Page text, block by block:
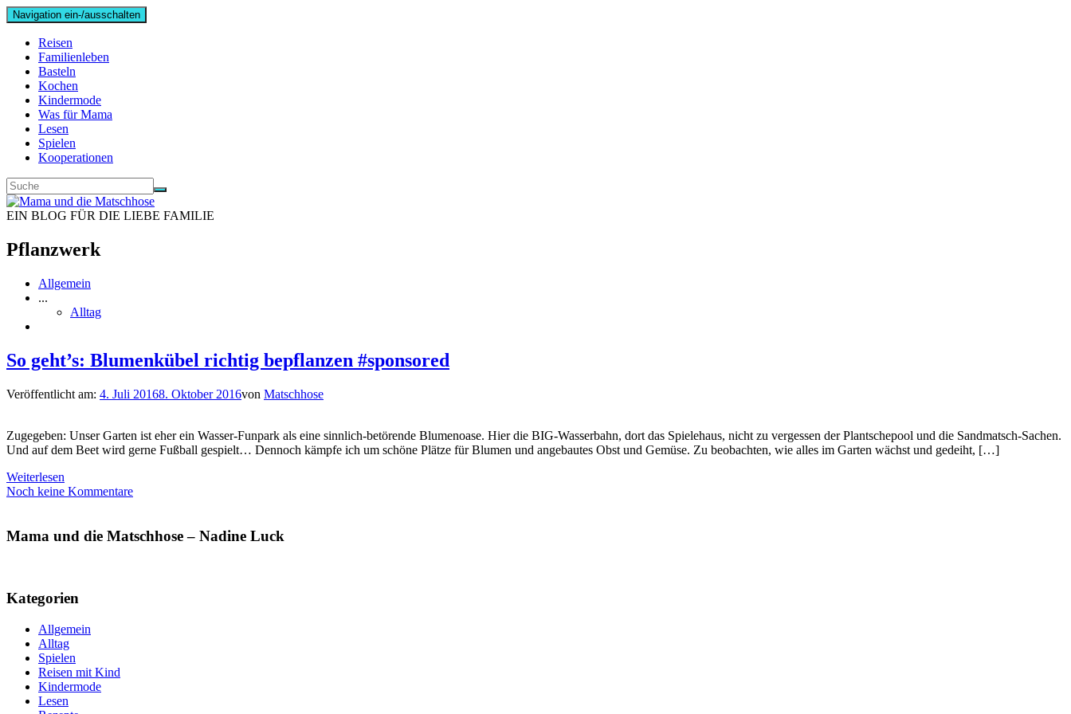
Navigation ein-/ausschalten
Reisen
Familienleben
Basteln
Kochen
Kindermode
Was für Mama
Lesen
Spielen
Kooperationen
EIN BLOG FÜR DIE LIEBE FAMILIE
Pflanzwerk
Allgemein
...
Alltag
So geht’s: Blumenkübel richtig bepflanzen #sponsored
Veröffentlicht am: 4. Juli 20168. Oktober 2016von Matschhose
Zugegeben: Unser Garten ist eher ein Wasser-Funpark als eine sinnlich-betörende Blumenoase. Hier die BIG-Wasserbahn, dort das Spielehaus, nicht zu vergessen der Plantschepool und die Sandmatsch-Sachen.
Und auf dem Beet wird gerne Fußball gespielt… Dennoch kämpfe ich um schöne Plätze für Blumen und angebautes Obst und Gemüse. Zu beobachten, wie alles im Garten wächst und gedeiht, […]
Weiterlesen
Noch keine Kommentare
Mama und die Matschhose – Nadine Luck
Kategorien
Allgemein
Alltag
Spielen
Reisen mit Kind
Kindermode
Lesen